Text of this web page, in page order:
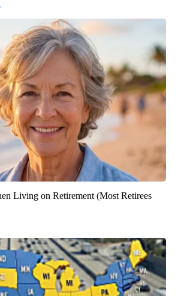
Living on Retirement (Most Retirees